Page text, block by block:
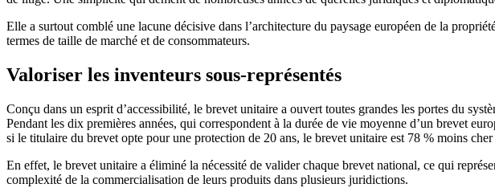
Elle a surtout comblé une lacune décisive dans l’architecture du paysage européen de la
termes de taille de marché et de consommateurs.
Valoriser les inventeurs sous-représentés
Conçu dans un esprit d’accessibilité, le brevet unitaire a ouvert toutes grandes les portes du
Pendant les dix premières années, qui correspondent à la durée de vie moyenne d’un brevet
si le titulaire du brevet opte pour une protection de 20 ans, le brevet unitaire est 78 % moins
En effet, le brevet unitaire a éliminé la nécessité de valider chaque brevet national, ce qui
complexité de la commercialisation de leurs produits dans plusieurs juridictions.